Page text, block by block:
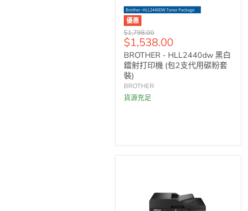
優惠
原
價
$1,798.00
售
價
$1,538.00
BROTHER - HLL2440dw 黑白
鐳射打印機 (包2支代用碳粉套
裝)
BROTHER
貨源充足